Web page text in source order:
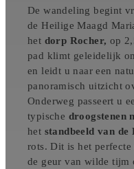
De wandeling begint
de Heilige Maagd
het dorp Rocher, op
pad klimt geleidelijk
en leidt u naar een
panoramisch uitzicht
Onderweg passeert u
typische droogstenen
het standbeeld van
rots. Dit is het
de geur van wilde tijm